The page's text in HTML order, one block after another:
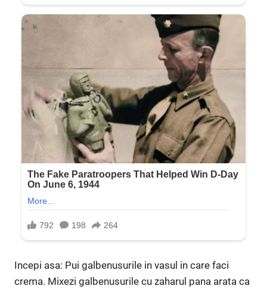
Incepi asa: Pui galbenusurile in vasul in care faci
crema. Mixezi galbenusurile cu zaharul pana arata ca